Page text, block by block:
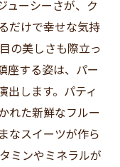
ューシーさが、ク
だけで幸せな気持
の美しさも際立っ
座する姿は、パー
出します。パティ
れた新鮮なフルー
なスイーツが作ら
ミンやミネラルが